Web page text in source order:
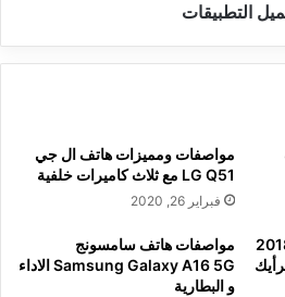
التطبيقات
مواصفات ومميزات هاتف ال جي
LG Q51 مع ثلاث كاميرات خلفية
فبراير 26, 2020
الهواتف الذكية 2018
مواصفات هاتف سامسونج
Samsung Galaxy A16 5G الاداء
و البطارية